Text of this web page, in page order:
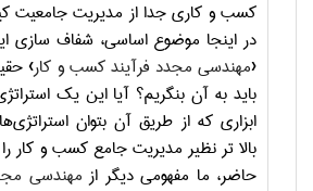
کسب و کاری جدا از مدیریت جامعیت
در اینجا موضوع اساسی، شفاف سازی
‹مهندسی مجدد فرآیند کسب و کار›
باید به آن بنگریم؟ آیا این یک
ابزاری که از طریق آن بتوان
بالا تر نظیر مدیریت جامع کسب و کار را
حاضر، ما مفهومی دیگر از مهندسی